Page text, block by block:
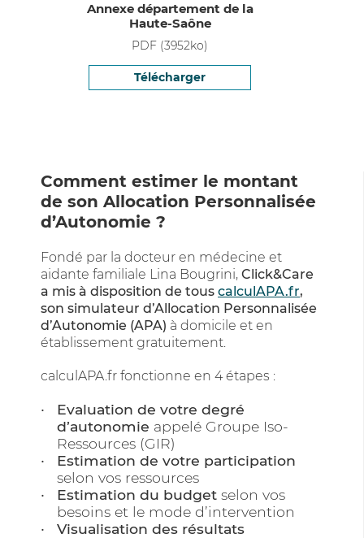
Annexe département de la
Haute-Saône
PDF (3952ko)
Télécharger
Comment estimer le montant
de son Allocation Personnalisée
d’Autonomie ?
Fondé par la docteur en médecine et
aidante familiale Lina Bougrini, Click&Care
a mis à disposition de tous calculAPA.fr,
son simulateur d’Allocation Personnalisée
d’Autonomie (APA) à domicile et en
établissement gratuitement.
calculAPA.fr fonctionne en 4 étapes :
Evaluation de votre degré
d’autonomie appelé Groupe Iso-
Ressources (GIR)
Estimation de votre participation
selon vos ressources
Estimation du budget selon vos
besoins et le mode d’intervention
Visualisation des résultats